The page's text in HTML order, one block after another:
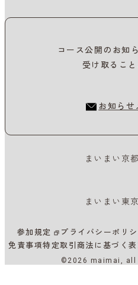
コース公開のお知
受け取るこ
お知らせ
まいまい京都
まいまい東京
参加規定
プライバシーポリ
免責事項特定取引商法に基づく表
©2026 maimai, all